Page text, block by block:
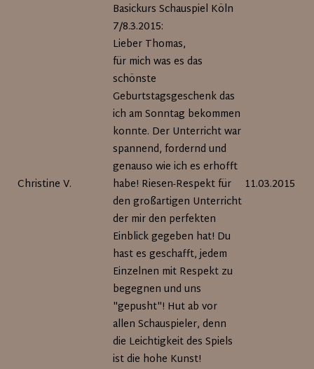
Christine V.
Basickurs Schauspiel Köln
7/8.3.2015:
Lieber Thomas,
für mich was es das
schönste
Geburtstagsgeschenk das
ich am Sonntag bekommen
konnte. Der Unterricht war
spannend, fordernd und
genauso wie ich es erhofft
habe! Riesen-Respekt für
den großartigen Unterricht
der mir den perfekten
Einblick gegeben hat! Du
hast es geschafft, jedem
Einzelnen mit Respekt zu
begegnen und uns
"gepusht"! Hut ab vor
allen Schauspieler, denn
die Leichtigkeit des Spiels
ist die hohe Kunst!
11.03.2015